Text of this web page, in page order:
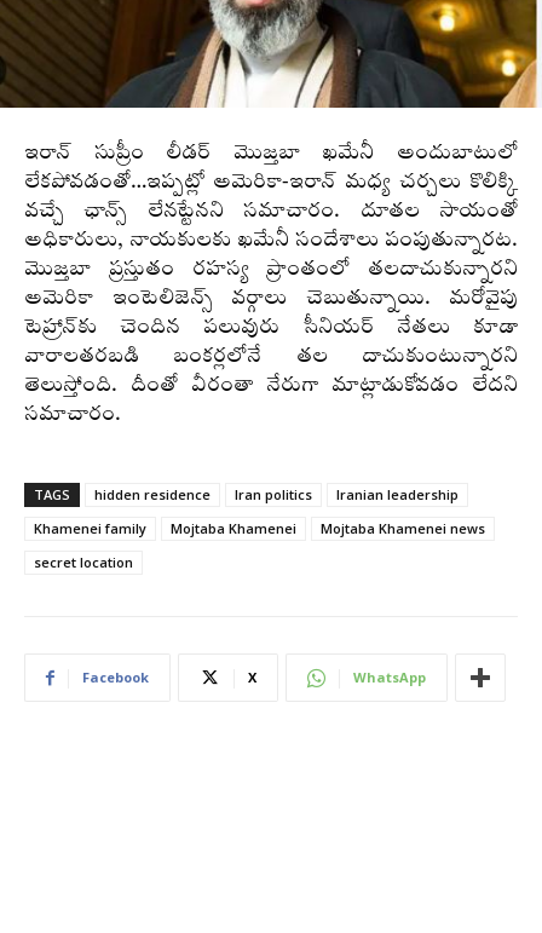
ఇరాన్‌ సుప్రీం లీడర్‌ మొజ్తబా ఖమేనీ అందుబాటులో
లేకపోవడంతో…ఇప్పట్లో అమెరికా-ఇరాన్‌ మధ్య చర్చలు కొలిక్కి
వచ్చే ఛాన్స్‌ లేనట్టేనని సమాచారం. దూతల సాయంతో
అధికారులు, నాయకులకు ఖమేనీ సందేశాలు పంపుతున్నారట.
మొజ్తబా ప్రస్తుతం రహస్య ప్రాంతంలో తలదాచుకున్నారని
అమెరికా ఇంటెలిజెన్స్‌ వర్గాలు చెబుతున్నాయి. మరోవైపు
టెహ్రాన్‌కు చెందిన పలువురు సీనియర్‌ నేతలు కూడా
వారాలతరబడి బంకర్లలోనే తల దాచుకుంటున్నారని
తెలుస్తోంది. దీంతో వీరంతా నేరుగా మాట్లాడుకోవడం లేదని
సమాచారం.
TAGS hidden residence Iran politics
Iranian leadership
Khamenei family
Mojtaba Khamenei
Mojtaba Khamenei news
secret location
Facebook X WhatsApp